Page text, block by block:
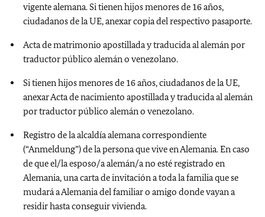
vigente alemana. Si tienen hijos menores de 16 años,
ciudadanos de la UE, anexar copia del respectivo pasaporte.
Acta de matrimonio apostillada y traducida al alemán por
traductor público alemán o venezolano.
Si tienen hijos menores de 16 años, ciudadanos de la UE,
anexar Acta de nacimiento apostillada y traducida al alemán
por traductor público alemán o venezolano.
Registro de la alcaldía alemana correspondiente
(“Anmeldung”) de la persona que vive en Alemania. En caso
de que el/la esposo/a alemán/a no esté registrado en
Alemania, una carta de invitación a toda la familia que se
mudará a Alemania del familiar o amigo donde vayan a
residir hasta conseguir vivienda.